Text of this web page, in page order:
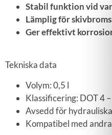
Stabil funktion vid
Lämplig för
Ger effektivt
Tekniska data
Volym: 0,5 l
Klassificering: DOT 4
Avsedd för
Kompatibel med